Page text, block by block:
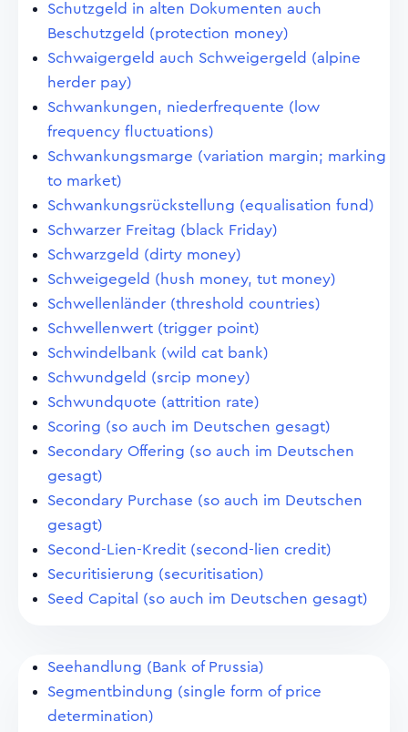
Schutzgeld in alten Dokumenten auch
Beschutzgeld (protection money)
Schwaigergeld auch Schweigergeld (alpine
herder pay)
Schwankungen, niederfrequente (low
frequency fluctuations)
Schwankungsmarge (variation margin; marking
to market)
Schwankungsrückstellung (equalisation fund)
Schwarzer Freitag (black Friday)
Schwarzgeld (dirty money)
Schweigegeld (hush money, tut money)
Schwellenländer (threshold countries)
Schwellenwert (trigger point)
Schwindelbank (wild cat bank)
Schwundgeld (srcip money)
Schwundquote (attrition rate)
Scoring (so auch im Deutschen gesagt)
Secondary Offering (so auch im Deutschen
gesagt)
Secondary Purchase (so auch im Deutschen
gesagt)
Second-Lien-Kredit (second-lien credit)
Securitisierung (securitisation)
Seed Capital (so auch im Deutschen gesagt)
Seehandlung (Bank of Prussia)
Segmentbindung (single form of price
determination)